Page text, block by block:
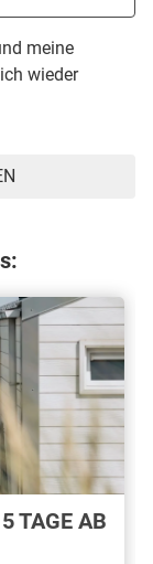
meine
wieder
TAGE AB